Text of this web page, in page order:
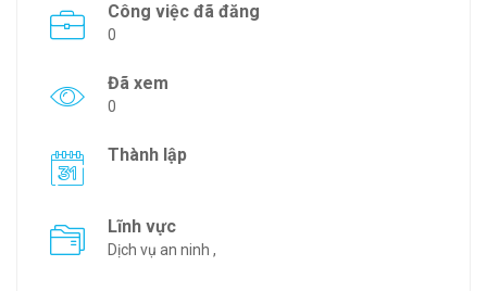
Công việc đã đăng
0
Đã xem
0
Thành lập
Lĩnh vực
Dịch vụ an ninh ,